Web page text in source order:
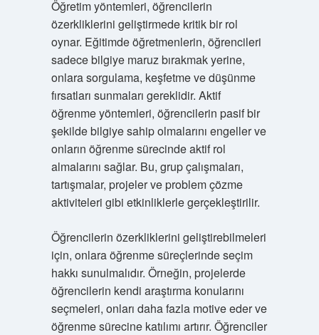
Öğretim yöntemleri, öğrencilerin
özerkliklerini geliştirmede kritik bir rol
oynar. Eğitimde öğretmenlerin, öğrencileri
sadece bilgiye maruz bırakmak yerine,
onlara sorgulama, keşfetme ve düşünme
fırsatları sunmaları gereklidir. Aktif
öğrenme yöntemleri, öğrencilerin pasif bir
şekilde bilgiye sahip olmalarını engeller ve
onların öğrenme sürecinde aktif rol
almalarını sağlar. Bu, grup çalışmaları,
tartışmalar, projeler ve problem çözme
aktiviteleri gibi etkinliklerle gerçekleştirilir.
Öğrencilerin özerkliklerini geliştirebilmeleri
için, onlara öğrenme süreçlerinde seçim
hakkı sunulmalıdır. Örneğin, projelerde
öğrencilerin kendi araştırma konularını
seçmeleri, onları daha fazla motive eder ve
öğrenme sürecine katılımı artırır. Öğrenciler